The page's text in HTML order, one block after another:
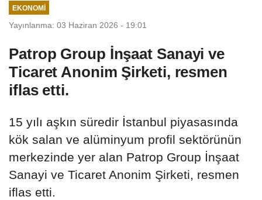
EKONOMI
Yayınlanma: 03 Haziran 2026 - 19:01
Patrop Group İnşaat Sanayi ve
Ticaret Anonim Şirketi, resmen
iflas etti.
15 yılı aşkın süredir İstanbul piyasasında
kök salan ve alüminyum profil sektörünün
merkezinde yer alan Patrop Group İnşaat
Sanayi ve Ticaret Anonim Şirketi, resmen
iflas etti.